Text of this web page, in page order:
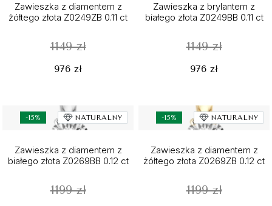
Zawieszka z diamentem z
żółtego złota Z0249ZB 0.11 ct
1149 zł
976 zł
Zawieszka z brylantem z
białego złota Z0249BB 0.11 ct
1149 zł
976 zł
-15% NATURALNY
Zawieszka z diamentem z
białego złota Z0269BB 0.12 ct
1199 zł
-15% NATURALNY
Zawieszka z diamentem z
żółtego złota Z0269ZB 0.12 ct
1199 zł